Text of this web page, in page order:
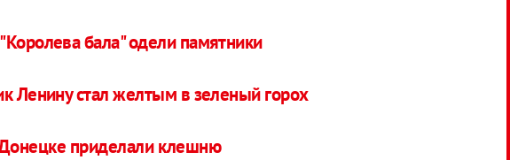
бала" одели памятники
Ленину стал желтым в зеленый горох
приделали клешню